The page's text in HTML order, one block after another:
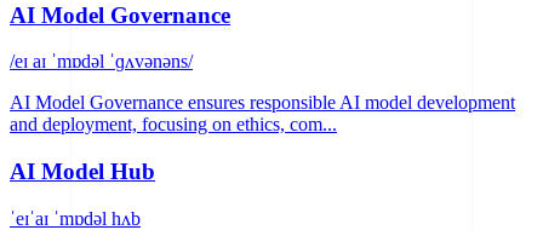
AI Model Governance
/eɪ aɪ ˈmɒdəl ˈɡʌvənəns/
AI Model Governance ensures responsible AI model development
and deployment, focusing on ethics, com...
AI Model Hub
ˈeɪˈaɪ ˈmɒdəl hʌb